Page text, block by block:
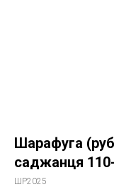
Шарафуга
саджанця
ШР2025